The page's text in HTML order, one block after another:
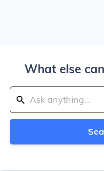
What else